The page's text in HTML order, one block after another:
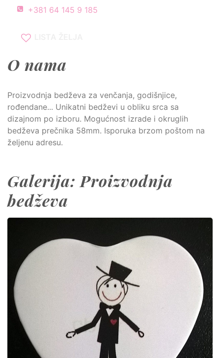
+381 64 145 9 185
O nama
Proizvodnja bedževa za venčanja, godišnjice,
rođendane... Unikatni bedževi u obliku srca sa
dizajnom po izboru. Mogućnost izrade i okruglih
bedževa prečnika 58mm. Isporuka brzom poštom na
željenu adresu.
Galerija: Proizvodnja
bedževa